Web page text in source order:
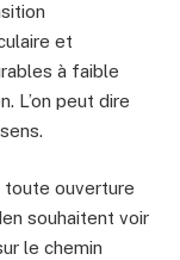
et
à faible
L’on peut dire
toute ouverture
souhaitent voir
le chemin